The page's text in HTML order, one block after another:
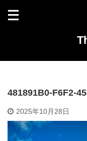
481891B0-F6F2-
2025年10月28日